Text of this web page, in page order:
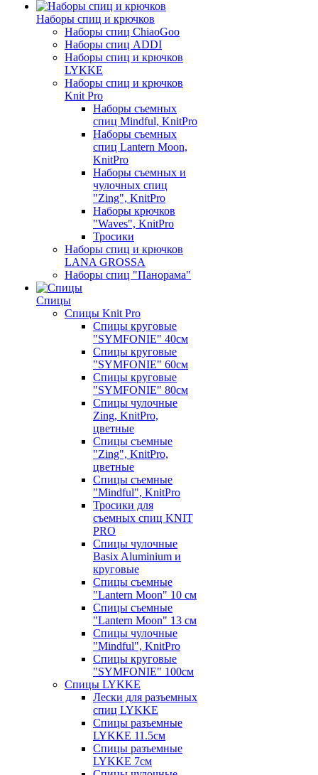
Наборы спиц и крючков
Наборы спиц ChiaoGoo
Наборы спиц ADDI
Наборы спиц и крючков
LYKKE
Наборы спиц и крючков
Knit Pro
Наборы съемных
спиц Mindful, KnitPro
Наборы съемных
спиц Lantern Moon,
KnitPro
Наборы съемных и
чулочных спиц
"Zing", KnitPro
Наборы крючков
"Waves", KnitPro
Тросики
Наборы спиц и крючков
LANA GROSSA
Наборы спиц "Панорама"
Спицы
Спицы Knit Pro
Спицы круговые
"SYMFONIE" 40см
Спицы круговые
"SYMFONIE" 60см
Спицы круговые
"SYMFONIE" 80см
Спицы чулочные
Zing, KnitPro,
цветные
Спицы съемные
"Zing", KnitPro,
цветные
Спицы съемные
"Mindful", KnitPro
Тросики для
съемных спиц KNIT
PRO
Спицы чулочные
Basix Aluminium и
круговые
Спицы съемные
"Lantern Moon" 10 см
Спицы съемные
"Lantern Moon" 13 см
Спицы чулочные
"Mindful", KnitPro
Спицы круговые
"SYMFONIE" 100см
Спицы LYKKE
Лески для разъемных
спиц LYKKE
Спицы разъемные
LYKKE 11.5см
Спицы разъемные
LYKKE 7см